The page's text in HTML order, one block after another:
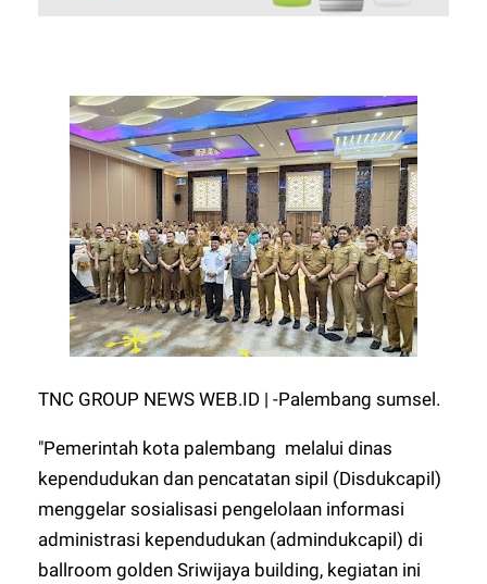
TNC GROUP NEWS WEB.ID | -Palembang sumsel.
"Pemerintah kota palembang melalui dinas
kependudukan dan pencatatan sipil (Disdukcapil)
menggelar sosialisasi pengelolaan informasi
administrasi kependudukan (admindukcapil) di
ballroom golden Sriwijaya building, kegiatan ini